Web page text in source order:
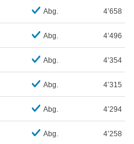
Abg. 4’658
Abg. 4’496
Abg. 4’354
Abg. 4’315
Abg. 4’294
Abg. 4’258